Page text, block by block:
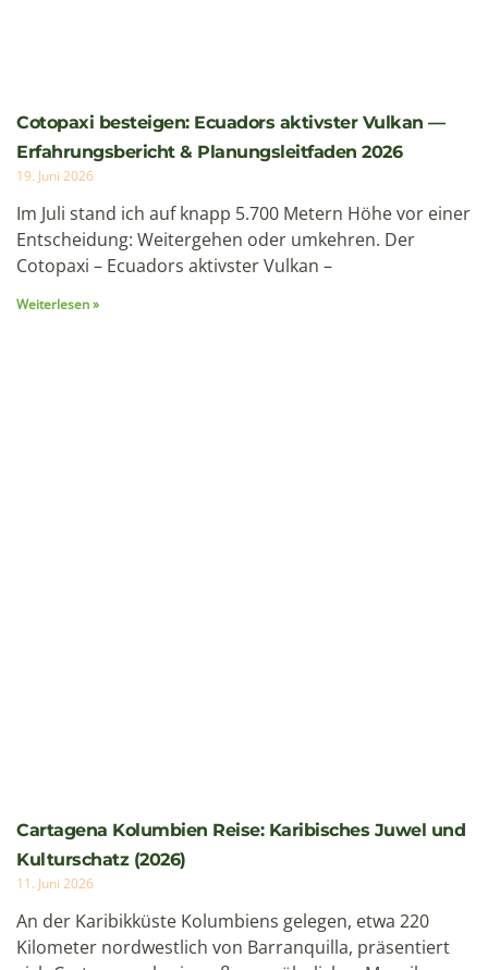
Cotopaxi besteigen: Ecuadors aktivster Vulkan —
Erfahrungsbericht & Planungsleitfaden 2026
19. Juni 2026
Im Juli stand ich auf knapp 5.700 Metern Höhe vor einer
Entscheidung: Weitergehen oder umkehren. Der
Cotopaxi – Ecuadors aktivster Vulkan –
Weiterlesen »
Cartagena Kolumbien Reise: Karibisches Juwel und
Kulturschatz (2026)
11. Juni 2026
An der Karibikküste Kolumbiens gelegen, etwa 220
Kilometer nordwestlich von Barranquilla, präsentiert